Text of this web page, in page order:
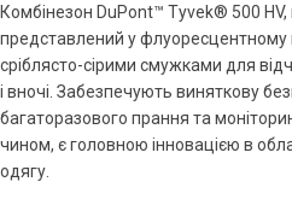
Комбінезон DuPont™ Tyvek® 500
представлений у флуоресцентному
сріблясто-сірими смужками для
і вночі. Забезпечують виняткову
багаторазового прання та
чином, є головною інновацією в
одягу.